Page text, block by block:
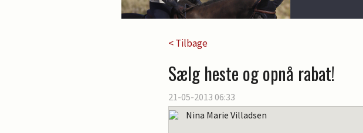
< Tilbage
Sælg heste og opnå rabat!
21-05-2013 06:33
Nina Marie Villadsen